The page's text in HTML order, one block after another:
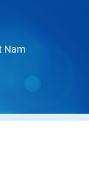
Nam